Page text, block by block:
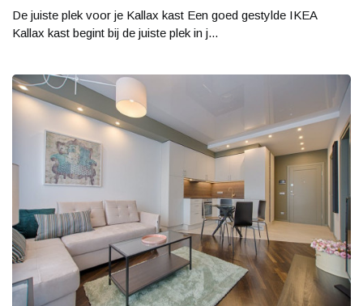
De juiste plek voor je Kallax kast Een goed gestylde IKEA
Kallax kast begint bij de juiste plek in j...